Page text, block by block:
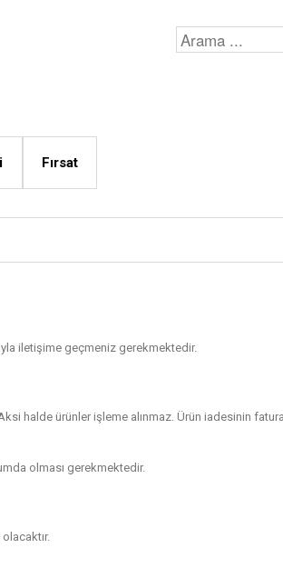
Fırsat
iletişime geçmeniz gerekmektedir.
halde ürünler işleme alınmaz. Ürün iadesinin
olması gerekmektedir.